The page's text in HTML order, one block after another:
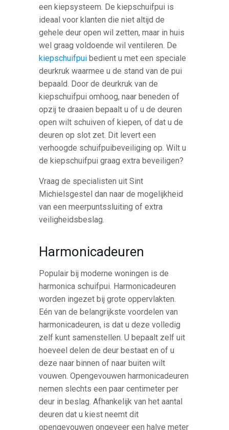
een kiepsysteem. De kiepschuifpui is
ideaal voor klanten die niet altijd de
gehele deur open wil zetten, maar in huis
wel graag voldoende wil ventileren. De
kiepschuifpui bedient u met een speciale
deurkruk waarmee u de stand van de pui
bepaald. Door de deurkruk van de
kiepschuifpui omhoog, naar beneden of
opzij te draaien bepaalt u of u de deuren
open wilt schuiven of kiepen, of dat u de
deuren op slot zet. Dit levert een
verhoogde schuifpuibeveiliging op. Wilt u
de kiepschuifpui graag extra beveiligen?
Vraag de specialisten uit Sint
Michielsgestel dan naar de mogelijkheid
van een meerpuntssluiting of extra
veiligheidsbeslag.
Harmonicadeuren
Populair bij moderne woningen is de
harmonica schuifpui. Harmonicadeuren
worden ingezet bij grote oppervlakten.
Eén van de belangrijkste voordelen van
harmonicadeuren, is dat u deze volledig
zelf kunt samenstellen. U bepaalt zelf uit
hoeveel delen de deur bestaat en of u
deze naar binnen of naar buiten wilt
vouwen. Opengevouwen harmonicadeuren
nemen slechts een paar centimeter per
deur in beslag. Afhankelijk van het aantal
deuren dat u kiest neemt dit
opengevouwen ongeveer een halve meter